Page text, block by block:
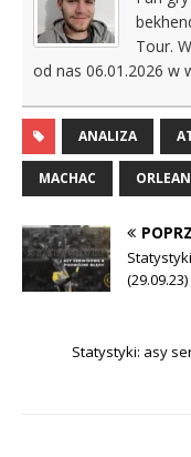
Tour.
od nas 06.01.2026 w
ANALIZA
MACHAC ORLEAN
(29.09.23)
Statystyki: asy